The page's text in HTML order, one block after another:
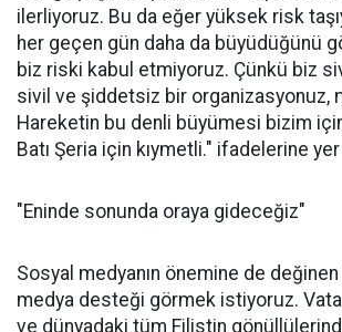
ilerliyoruz. Bu da eğer yüksek risk
her geçen gün daha da büyüdüğünü
biz riski kabul etmiyoruz. Çünkü biz
sivil ve şiddetsiz bir organizasyonuz,
Hareketin bu denli büyümesi bizim
Batı Şeria için kıymetli." ifadelerine
"Eninde sonunda oraya gideceğiz"
Sosyal medyanın önemine de
medya desteği görmek istiyoruz.
ve dünyadaki tüm Filistin